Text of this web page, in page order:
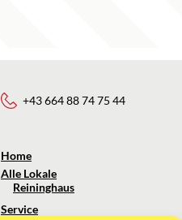
+43 664 88 74 75 44
Home
Alle Lokale
Reininghaus
Service